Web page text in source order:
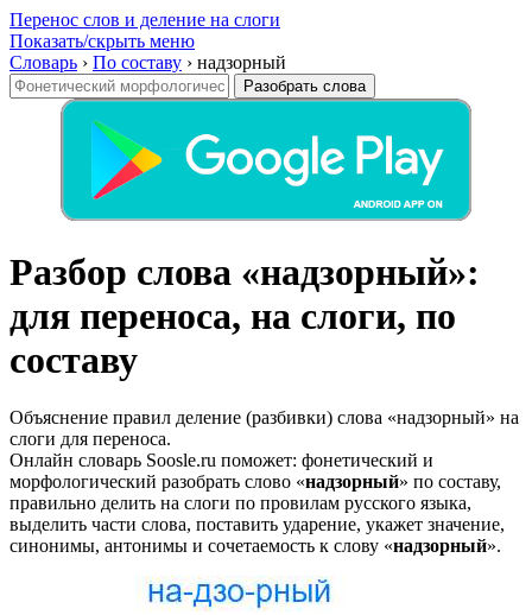
Перенос слов и деление на слоги
Показать/скрыть меню
Словарь › По составу › надзорный
Разобрать слова
Разбор слова «надзорный»:
для переноса, на слоги, по
составу
Объяснение правил деление (разбивки) слова «надзорный» на
слоги для переноса.
Онлайн словарь Soosle.ru поможет: фонетический и
морфологический разобрать слово «надзорный» по составу,
правильно делить на слоги по провилам русского языка,
выделить части слова, поставить ударение, укажет значение,
синонимы, антонимы и сочетаемость к слову «надзорный».